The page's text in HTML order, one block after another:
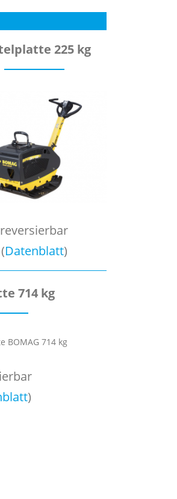
225 kg
reversierbar
(Datenblatt)
714 kg
)